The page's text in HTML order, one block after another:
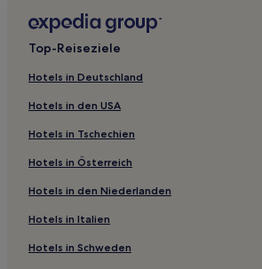
Hotels nahe Mundsburg-Center
Hotels nahe Hafenmuseum Hamburg
Altonaer Fischmarkt: Hotels
Hotels nahe Hauptkirche Sankt Michaelis
Hotels nahe Planten un Blomen
Winterhude: Hotels
Top-Reiseziele
Hotels in Deutschland
Hotels in den USA
Hotels in Tschechien
Hotels in Österreich
Hotels in den Niederlanden
Hotels in Italien
Hotels in Schweden